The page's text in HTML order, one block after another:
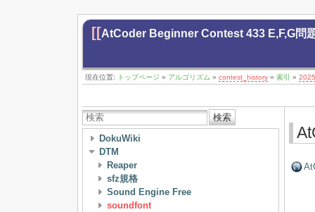
[[AtCoder Beginner Contest 433 E,F,G問
現在位置: トップページ » アルゴリズム » contest_history » 索引 » 2025
検索
DokuWiki
DTM
Reaper
sfz規格
Sound Engine Free
soundfont